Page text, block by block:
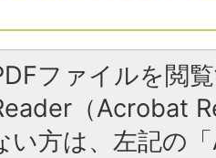
ファイルを閲
（Acrobat
い方は、左記の